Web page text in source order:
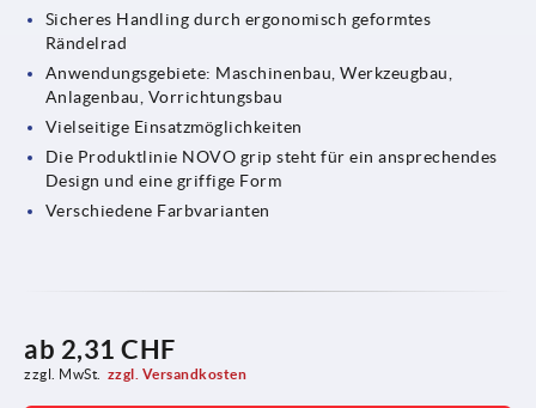
Sicheres Handling durch ergonomisch geformtes
Rändelrad
Anwendungsgebiete: Maschinenbau, Werkzeugbau,
Anlagenbau, Vorrichtungsbau
Vielseitige Einsatzmöglichkeiten
Die Produktlinie NOVO grip steht für ein ansprechendes
Design und eine griffige Form
Verschiedene Farbvarianten
ab 2,31 CHF
zzgl. MwSt. zzgl. Versandkosten